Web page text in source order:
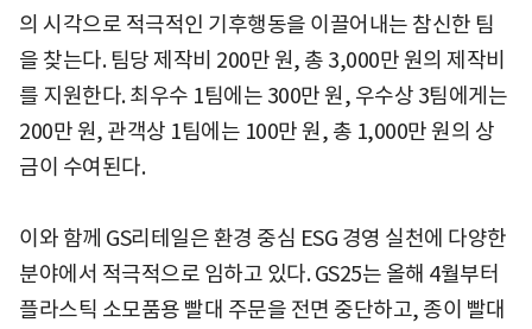
의 시각으로 적극적인 기후행동을 이끌어내는 참신한 팀
을 찾는다. 팀당 제작비 200만 원, 총 3,000만 원의 제작비
를 지원한다. 최우수 1팀에는 300만 원, 우수상 3팀에게는
200만 원, 관객상 1팀에는 100만 원, 총 1,000만 원의 상
금이 수여된다.
이와 함께 GS리테일은 환경 중심 ESG 경영 실천에 다양한
분야에서 적극적으로 임하고 있다. GS25는 올해 4월부터
플라스틱 소모품용 빨대 주문을 전면 중단하고, 종이 빨대